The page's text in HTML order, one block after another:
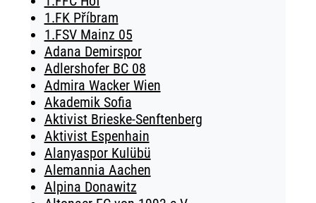
1.FK Příbram
1.FSV Mainz 05
Adana Demirspor
Adlershofer BC 08
Admira Wacker Wien
Akademik Sofia
Aktivist Brieske-Senftenberg
Aktivist Espenhain
Alanyaspor Kulübü
Alemannia Aachen
Alpina Donawitz